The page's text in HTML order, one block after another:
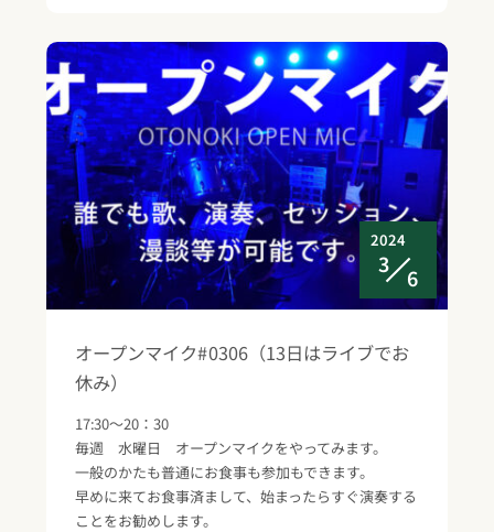
2024
3
6
オープンマイク#0306（13日はライブでお
休み）
17:30～20：30
毎週 水曜日 オープンマイクをやってみます。
一般のかたも普通にお食事も参加もできます。
早めに来てお食事済まして、始まったらすぐ演奏する
ことをお勧めします。